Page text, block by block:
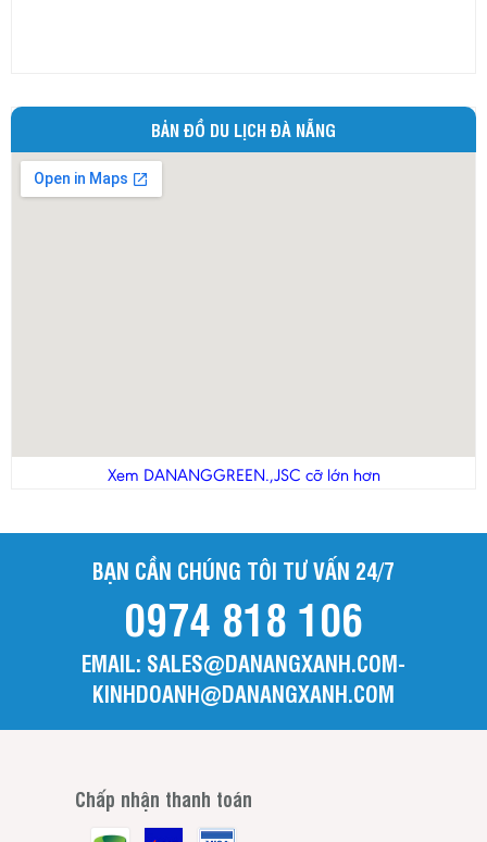
Quảng Bình
Quảng Ngãi
Quảng Ninh
Tuyên Quang
BẢN ĐỒ DU LỊCH ĐÀ NẴNG
Xem DANANGGREEN.,JSC cỡ lớn hơn
BẠN CẦN CHÚNG TÔI TƯ VẤN 24/7
0974 818 106
EMAIL: SALES@DANANGXANH.COM-
KINHDOANH@DANANGXANH.COM
Chấp nhận thanh toán